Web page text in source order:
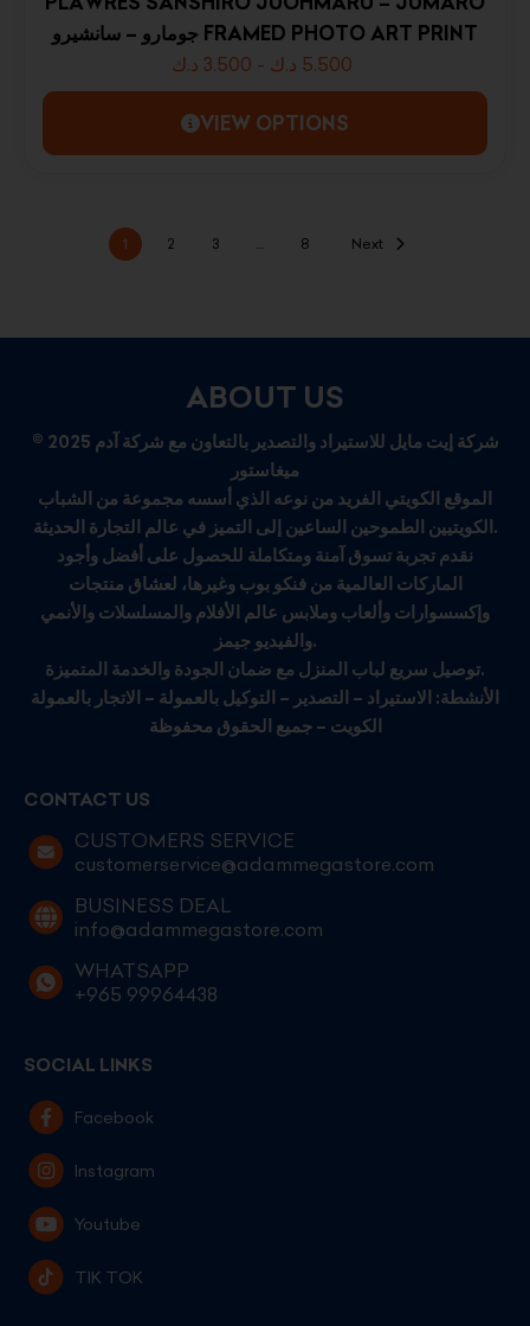
جومارو – سانشيرو FRAMED PHOTO ART PRINT
3.500 د.ك - 5.500 د.ك
VIEW OPTIONS
1 2 3 8 Next
ABOUT US
© 2025 شركة إيت مايل للاستيراد والتصدير بالتعاون مع شركة آدم
ميغاستور
الموقع الكويتي الفريد من نوعه الذي أسسه مجموعة من الشباب
الكويتيين الطموحين الساعين إلى التميز في عالم التجارة الحديثة.
نقدم تجربة تسوق آمنة ومتكاملة للحصول على أفضل وأجود
الماركات العالمية من فنكو بوب وغيرها، لعشاق منتجات
وإكسسوارات وألعاب وملابس عالم الأفلام والمسلسلات والأنمي
والفيديو جيمز.
توصيل سريع لباب المنزل مع ضمان الجودة والخدمة المتميزة.
الأنشطة: الاستيراد – التصدير – التوكيل بالعمولة – الاتجار بالعمولة
الكويت – جميع الحقوق محفوظة
CONTACT US
CUSTOMERS SERVICE
customerservice@adammegastore.com
BUSINESS DEAL
info@adammegastore.com
WHATSAPP
+965 99964438
SOCIAL LINKS
Facebook
Instagram
Youtube
TIK TOK